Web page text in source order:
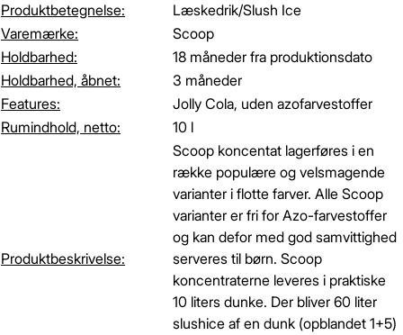
Produktbetegnelse:
Læskedrik/Slush Ice
Varemærke:
Scoop
Holdbarhed:
18 måneder fra produktionsdato
Holdbarhed, åbnet:
3 måneder
Features:
Jolly Cola, uden azofarvestoffer
Rumindhold, netto:
10 l
Produktbeskrivelse:
Scoop koncentat lagerføres i en
række populære og velsmagende
varianter i flotte farver. Alle Scoop
varianter er fri for Azo-farvestoffer
og kan defor med god samvittighed
serveres til børn. Scoop
koncentraterne leveres i praktiske
10 liters dunke. Der bliver 60 liter
slushice af en dunk (opblandet 1+5)